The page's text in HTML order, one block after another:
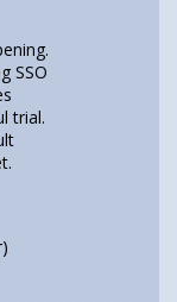
SSO
trial.